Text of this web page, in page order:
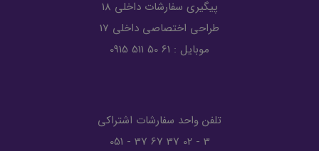
پیگیری سفارشات داخلی 18
طراحی اختصاصی داخلی 17
موبایل : 61 50 511 0915
تلفن واحد سفارشات اشتراکی
3 - 02 37 67 37 - 051